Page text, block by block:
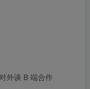
外谈 B 端合作